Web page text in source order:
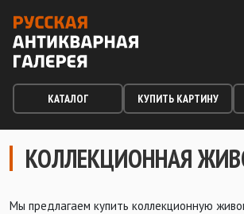
КАТАЛОГ КУПИТЬ КАРТИНУ
КОЛЛЕКЦИОННАЯ
Мы предлагаем купить коллекционную